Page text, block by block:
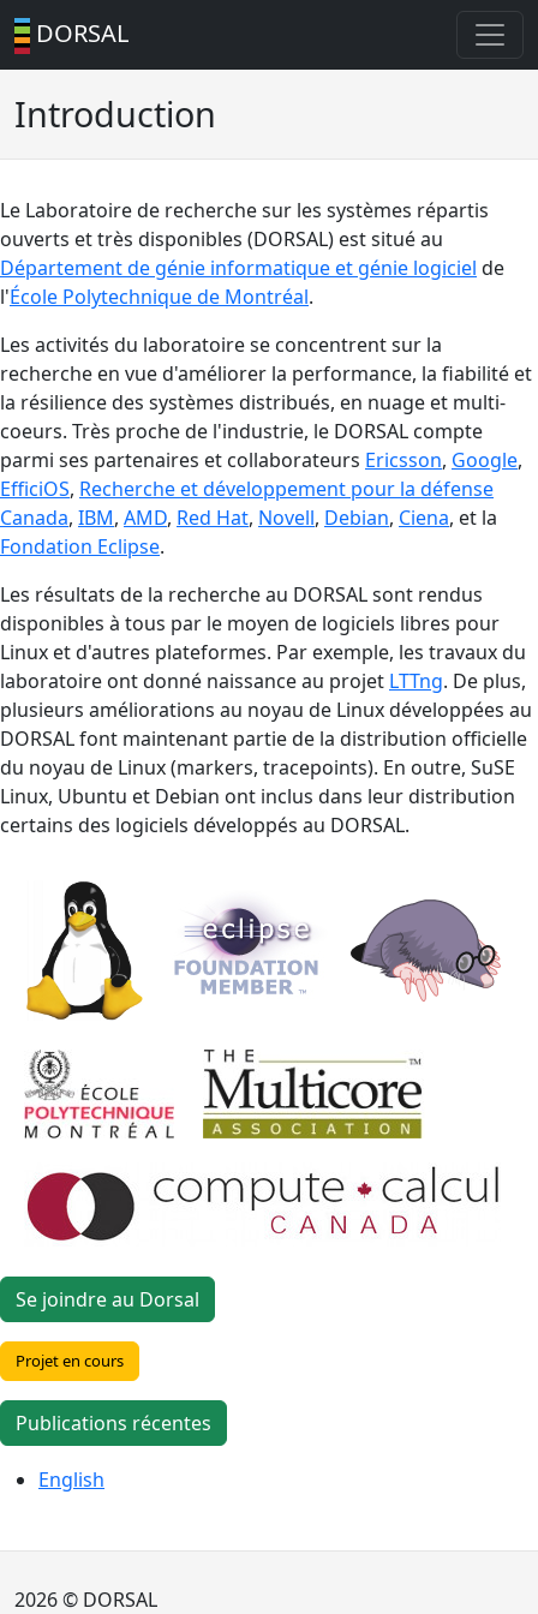
DORSAL
Introduction
Le Laboratoire de recherche sur les systèmes répartis
ouverts et très disponibles (DORSAL) est situé au
Département de génie informatique et génie logiciel de
l'École Polytechnique de Montréal.
Les activités du laboratoire se concentrent sur la
recherche en vue d'améliorer la performance, la fiabilité et
la résilience des systèmes distribués, en nuage et multi-
coeurs. Très proche de l'industrie, le DORSAL compte
parmi ses partenaires et collaborateurs Ericsson, Google,
EfficiOS​, Recherche et développement pour la défense
Canada, IBM, AMD, Red Hat, Novell, Debian, Ciena, et la
Fondation Eclipse.
Les résultats de la recherche au DORSAL sont rendus
disponibles à tous par le moyen de logiciels libres pour
Linux et d'autres plateformes. Par exemple, les travaux du
laboratoire ont donné naissance au projet LTTng. De plus,
plusieurs améliorations au noyau de Linux développées au
DORSAL font maintenant partie de la distribution officielle
du noyau de Linux (markers, tracepoints). En outre, SuSE
Linux, Ubuntu et Debian ont inclus dans leur distribution
certains des logiciels développés au DORSAL.
Se joindre au Dorsal
Projet en cours
Publications récentes
English
2026 © DORSAL